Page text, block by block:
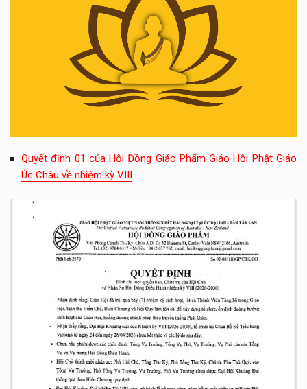
Quyết định 01 của Hội Đồng Giáo Phẩm Giáo Hội Phật Giáo
Úc Châu về nhiệm kỳ VIII